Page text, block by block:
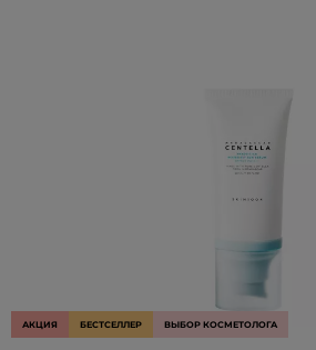
АКЦИЯ БЕСТСЕЛЛЕР ВЫБОР КОСМЕТОЛОГА